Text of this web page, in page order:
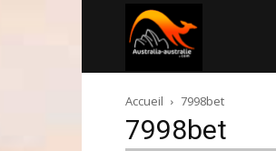
australie.com
Accueil 7998bet
7998bet